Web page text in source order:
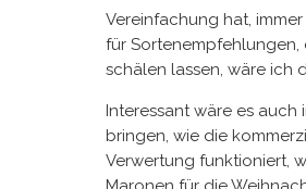
Vereinfachung hat,
für Sortenempfehlungen,
schälen lassen, wäre ich
Interessant wäre es auch
bringen, wie die
Verwertung funktioniert,